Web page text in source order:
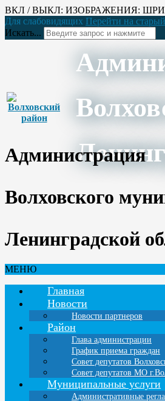
ВКЛ / ВЫКЛ: ИЗОБРАЖЕНИЯ:
Для слабовидящих Перейти на
Искать...
Администрация
Волховского
Ленинградской
МЕНЮ
Главная
Новости
Новости партнеров
Район
Глава администрации
График приема граждан
Совет депутатов
Совет депутатов МО
Муниципальные услуги
Административные